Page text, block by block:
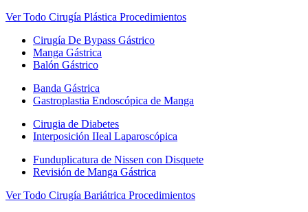
Ver Todo Cirugía Plástica Procedimientos
Cirugía De Bypass Gástrico
Manga Gástrica
Balón Gástrico
Banda Gástrica
Gastroplastia Endoscópica de Manga
Cirugia de Diabetes
Interposición IIeal Laparoscópica
Funduplicatura de Nissen con Disquete
Revisión de Manga Gástrica
Ver Todo Cirugía Bariátrica Procedimientos